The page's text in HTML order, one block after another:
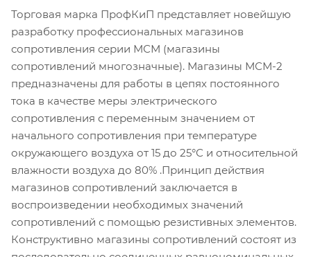
Торговая марка ПрофКиП представляет новейшую
разработку профессиональных магазинов
сопротивления серии МСМ (магазины
сопротивлений многозначные). Магазины МСМ-2
предназначены для работы в цепях постоянного
тока в качестве меры электрического
сопротивления с переменным значением от
начального сопротивления при температуре
окружающего воздуха от 15 до 25°С и относительной
влажности воздуха до 80% .Принцип действия
магазинов сопротивлений заключается в
воспроизведении необходимых значений
сопротивлений с помощью резистивных элементов.
Конструктивно магазины сопротивлений состоят из